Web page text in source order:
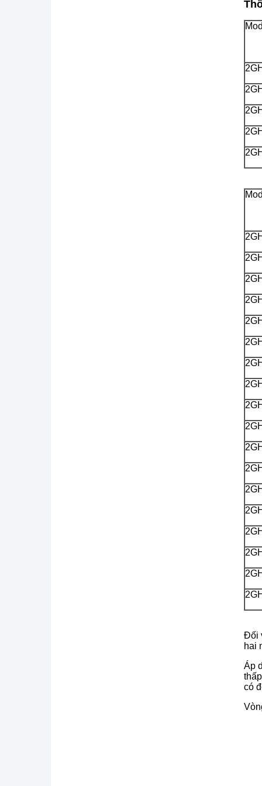
Đối
hai
Áp
có